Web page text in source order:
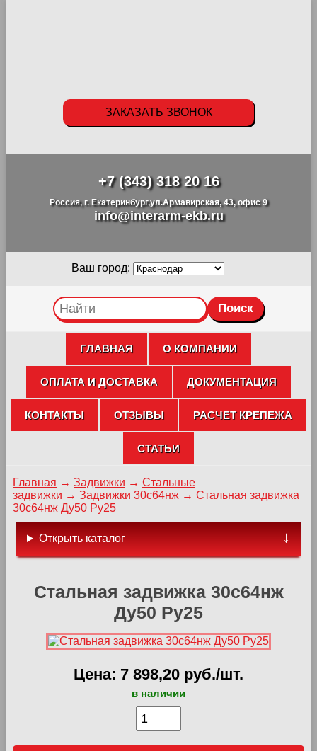
+7 (343) 318 20 16
Россия, г. Екатеринбург,ул.Армавирская, 43, офис 9
info@interarm-ekb.ru
ЗАКАЗАТЬ ЗВОНОК
Ваш город:
ГЛАВНАЯ О КОМПАНИИ
ОПЛАТА И ДОСТАВКА ДОКУМЕНТАЦИЯ
КОНТАКТЫ ОТЗЫВЫ РАСЧЕТ КРЕПЕЖА
СТАТЬИ
Главная → Задвижки → Стальные
задвижки → Задвижки 30с64нж → Стальная задвижка
30с64нж Ду50 Ру25
Стальная задвижка 30с64нж
Ду50 Ру25
Цена: 7 898,20 руб./шт.
в наличии
Открыть каталог